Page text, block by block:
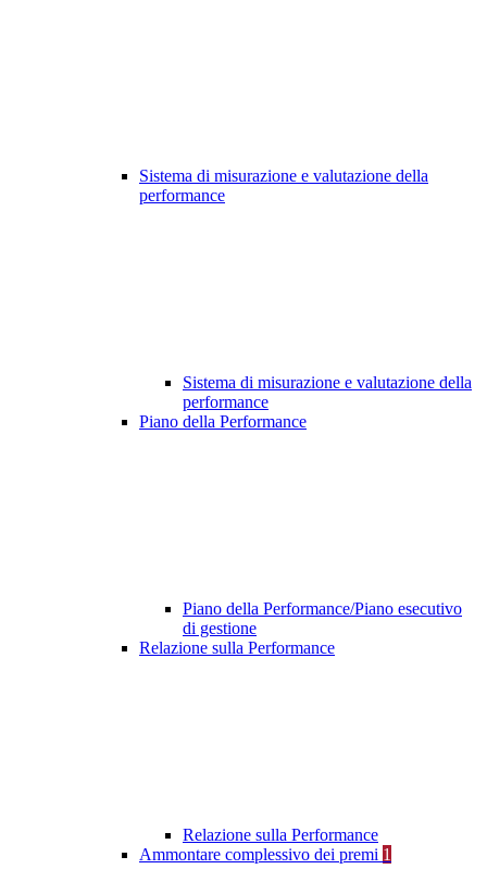
Sistema di misurazione e valutazione della
performance
Sistema di misurazione e valutazione della
performance
Piano della Performance
Piano della Performance/Piano esecutivo
di gestione
Relazione sulla Performance
Relazione sulla Performance
Ammontare complessivo dei premi 1